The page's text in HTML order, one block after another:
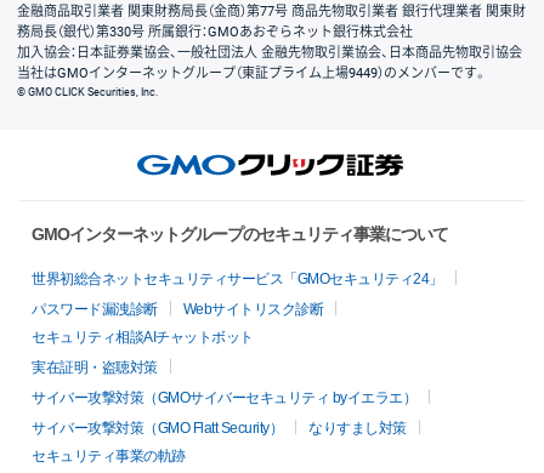
金融商品取引業者 関東財務局長（金商）第77号 商品先物取引業者 銀行代理業者 関東財
務局長（銀代）第330号 所属銀行：GMOあおぞらネット銀行株式会社
加入協会：日本証券業協会、一般社団法人 金融先物取引業協会、日本商品先物取引協会
当社はGMOインターネットグループ（東証プライム上場9449）のメンバーです。
© GMO CLICK Securities, Inc.
GMOインターネットグループのセキュリティ事業について
世界初総合ネットセキュリティサービス「GMOセキュリティ24」
パスワード漏洩診断
Webサイトリスク診断
セキュリティ相談AIチャットボット
実在証明・盗聴対策
サイバー攻撃対策（GMOサイバーセキュリティ byイエラエ）
サイバー攻撃対策（GMO Flatt Security）
なりすまし対策
セキュリティ事業の軌跡